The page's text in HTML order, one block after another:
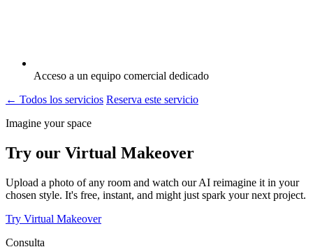
Acceso a un equipo comercial dedicado
← Todos los servicios Reserva este servicio
Imagine your space
Try our Virtual Makeover
Upload a photo of any room and watch our AI reimagine it in your
chosen style. It's free, instant, and might just spark your next project.
Try Virtual Makeover
Consulta